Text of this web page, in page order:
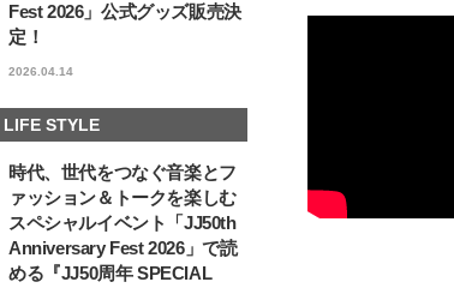
Fest 2026」公式グッズ販売決
定！
2026.04.14
LIFE STYLE
時代、世代をつなぐ音楽とフ
ァッション＆トークを楽しむ
スペシャルイベント「JJ50th
Anniversary Fest 2026」で読
める『JJ50周年 SPECIAL